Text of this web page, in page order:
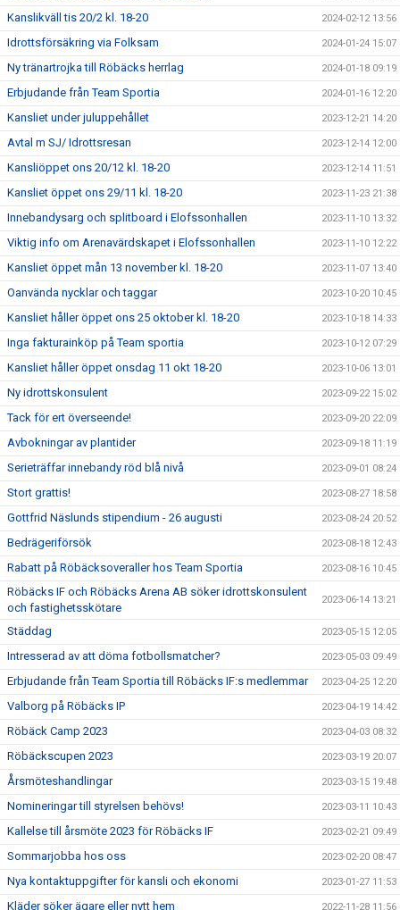
Kanslikväll tis 20/2 kl. 18-20 2024-02-12 13:56
Idrottsförsäkring via Folksam 2024-01-24 15:07
Ny tränartrojka till Röbäcks herrlag 2024-01-18 09:19
Erbjudande från Team Sportia 2024-01-16 12:20
Kansliet under juluppehållet 2023-12-21 14:20
Avtal m SJ/ Idrottsresan 2023-12-14 12:00
Kansliöppet ons 20/12 kl. 18-20 2023-12-14 11:51
Kansliet öppet ons 29/11 kl. 18-20 2023-11-23 21:38
Innebandysarg och splitboard i Elofssonhallen 2023-11-10 13:32
Viktig info om Arenavärdskapet i Elofssonhallen 2023-11-10 12:22
Kansliet öppet mån 13 november kl. 18-20 2023-11-07 13:40
Oanvända nycklar och taggar 2023-10-20 10:45
Kansliet håller öppet ons 25 oktober kl. 18-20 2023-10-18 14:33
Inga fakturainköp på Team sportia 2023-10-12 07:29
Kansliet håller öppet onsdag 11 okt 18-20 2023-10-06 13:01
Ny idrottskonsulent 2023-09-22 15:02
Tack för ert överseende! 2023-09-20 22:09
Avbokningar av plantider 2023-09-18 11:19
Serieträffar innebandy röd blå nivå 2023-09-01 08:24
Stort grattis! 2023-08-27 18:58
Gottfrid Näslunds stipendium - 26 augusti 2023-08-24 20:52
Bedrägeriförsök 2023-08-18 12:43
Rabatt på Röbäcksoveraller hos Team Sportia 2023-08-16 10:45
Röbäcks IF och Röbäcks Arena AB söker idrottskonsulent
och fastighetsskötare
2023-06-14 13:21
Städdag 2023-05-15 12:05
Intresserad av att döma fotbollsmatcher? 2023-05-03 09:49
Erbjudande från Team Sportia till Röbäcks IF:s medlemmar 2023-04-25 12:20
Valborg på Röbäcks IP 2023-04-19 14:42
Röbäck Camp 2023 2023-04-03 08:32
Röbäckscupen 2023 2023-03-19 20:07
Årsmöteshandlingar 2023-03-15 19:48
Nomineringar till styrelsen behövs! 2023-03-11 10:43
Kallelse till årsmöte 2023 för Röbäcks IF 2023-02-21 09:49
Sommarjobba hos oss 2023-02-20 08:47
Nya kontaktuppgifter för kansli och ekonomi 2023-01-27 11:53
Kläder söker ägare eller nytt hem 2022-11-28 11:56